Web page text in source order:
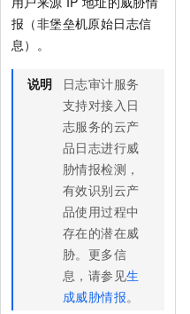
报（非堡垒机原始日志信
息）。
说明
日志审计服务
支持对接入日
志服务的云产
品日志进行威
胁情报检测，
有效识别云产
品使用过程中
存在的潜在威
胁。更多信
息，请参见生
成威胁情报。